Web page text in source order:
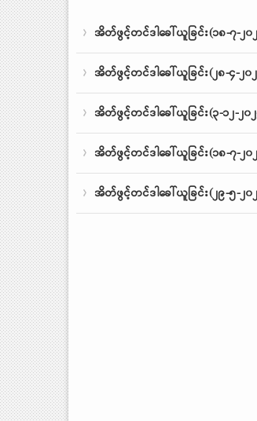
အိတ်ဖွင့်တင်ဒါခေါ်ယူခြင်း(၁၈-၇-၂၀
အိတ်ဖွင့်တင်ဒါခေါ်ယူခြင်း(၂၈-၄-၂၀
အိတ်ဖွင့်တင်ဒါခေါ်ယူခြင်း(၃-၁၂-၂၀
အိတ်ဖွင့်တင်ဒါခေါ်ယူခြင်း(၁၈-၇-၂၀
အိတ်ဖွင့်တင်ဒါခေါ်ယူခြင်း(၂၉-၅-၂၀